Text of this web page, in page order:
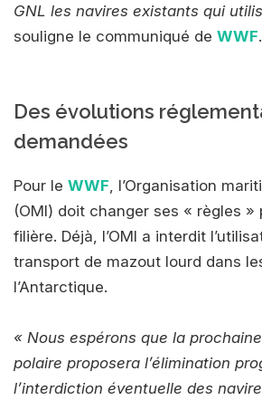
GNL les navires existants qui
souligne le communiqué de WWF.
Des évolutions
demandées
Pour le WWF , l’Organisation
(OMI) doit changer ses « règles »
filière. Déjà, l’OMI a interdit
transport de mazout lourd dans
l’Antarctique.
« Nous espérons que la
polaire proposera l’élimination
l’interdiction éventuelle des